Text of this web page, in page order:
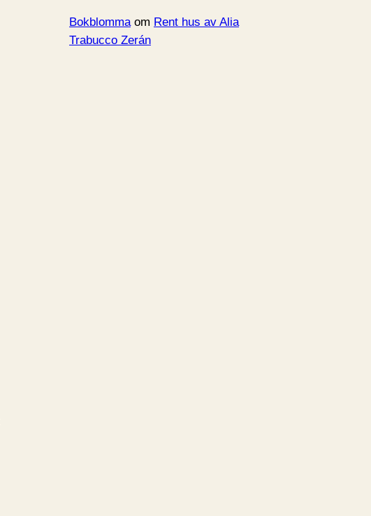
Bokblommaom Rent hus av Alia
Trabucco Zerán